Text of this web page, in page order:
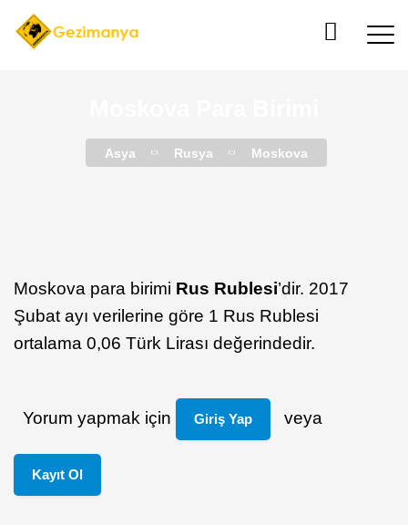
Asya Rusya Moskova
Moskova para birimi Rus Rublesi’dir. 2017
Şubat ayı verilerine göre 1 Rus Rublesi
ortalama 0,06 Türk Lirası değerindedir.
Yorum yapmak için Giriş Yap veya
Kayıt Ol